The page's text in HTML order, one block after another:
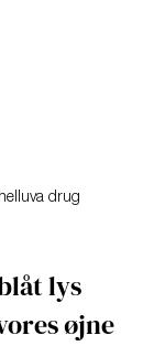
drug
lys
øjne